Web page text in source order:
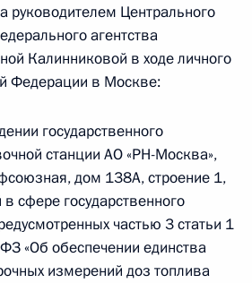
Федерации
управления
Федерации по приёму
руководителем Центрального
агентства
Калинниковой в ходе личного
Федерации в Москве:
государственного
станции АО «РН-Москва»,
дом 138А, строение 1,
сфере государственного
частью 3 статьи 1
«Об обеспечении единства
измерений доз топлива